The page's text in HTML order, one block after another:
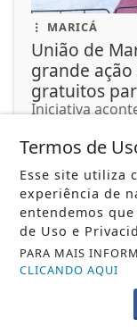
MARICÁ
União de
grande
gratuitos
Iniciativa
Termos de
Esse site utiliza
experiência de
entendemos
de Uso e
PARA MAIS
CLICANDO AQUI